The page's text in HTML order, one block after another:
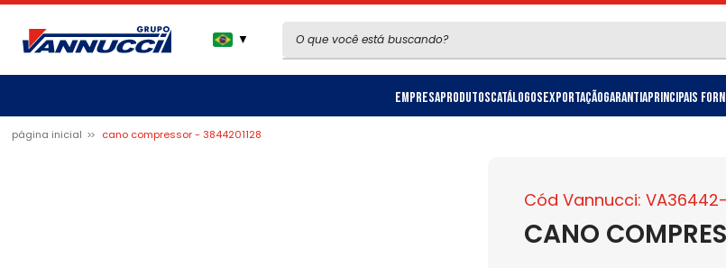
▼
EmpresaProdutosCatálogosExportaçãoGarantiaPrincipais
página inicial cano compressor - 3844201128
Cód Vannucci:
CANO